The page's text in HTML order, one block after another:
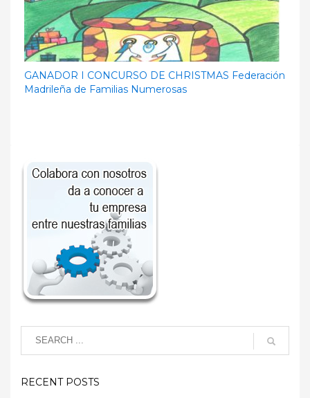
GANADOR I CONCURSO DE CHRISTMAS Federación
Madrileña de Familias Numerosas
RECENT POSTS